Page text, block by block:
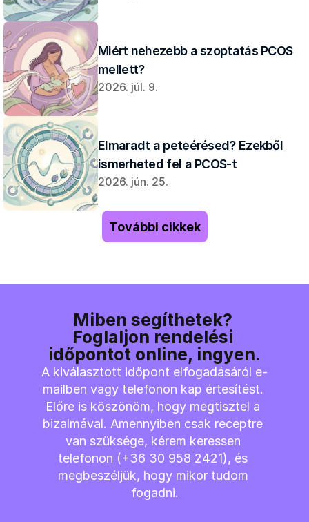
Miért nehezebb a szoptatás PCOS
mellett?
2026. júl. 9.
Elmaradt a peteérésed? Ezekből
ismerheted fel a PCOS-t
2026. jún. 25.
További cikkek
Miben segíthetek?
Foglaljon rendelési
időpontot online, ingyen.
A kiválasztott időpont elfogadásáról e-
mailben vagy telefonon kap értesítést.
Előre is köszönöm, hogy megtisztel a
bizalmával. Amennyiben csak receptre
van szüksége, kérem keressen
telefonon (+36 30 958 2421), és
megbeszéljük, hogy mikor tudom
fogadni.